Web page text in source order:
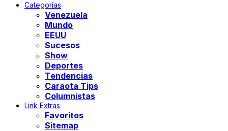
Categorías
Venezuela
Mundo
EEUU
Sucesos
Show
Deportes
Tendencias
Caraota Tips
Columnistas
Link Extras
Favoritos
Sitemap